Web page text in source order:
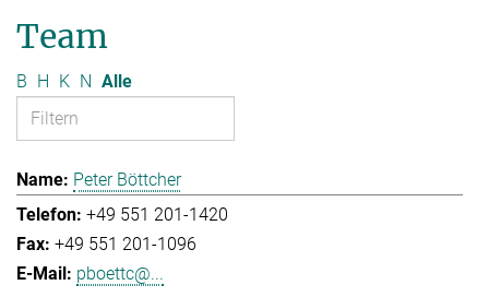
Team
B H K N Alle
Peter Böttcher
+49 551 201-1420
+49 551 201-1096
pboettc@...